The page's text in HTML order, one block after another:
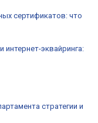
сертификатов: что
эквайринга:
стратегии и